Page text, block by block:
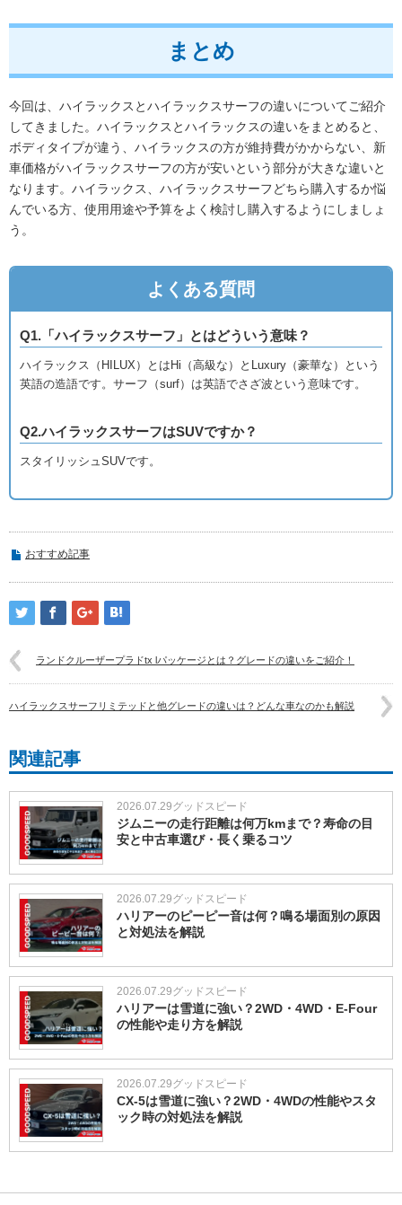
まとめ
今回は、ハイラックスとハイラックスサーフの違いについてご紹介
してきました。ハイラックスとハイラックスの違いをまとめると、
ボディタイプが違う、ハイラックスの方が維持費がかからない、新
車価格がハイラックスサーフの方が安いという部分が大きな違いと
なります。ハイラックス、ハイラックスサーフどちら購入するか悩
んでいる方、使用用途や予算をよく検討し購入するようにしましょ
う。
よくある質問
Q1.「ハイラックスサーフ」とはどういう意味？
ハイラックス（HILUX）とはHi（高級な）とLuxury（豪華な）という
英語の造語です。サーフ（surf）は英語でさざ波という意味です。
Q2.ハイラックスサーフはSUVですか？
スタイリッシュSUVです。
おすすめ記事
ランドクルーザープラドtx lパッケージとは？グレードの違いをご紹介！
ハイラックスサーフリミテッドと他グレードの違いは？どんな車なのかも解説
関連記事
2026.07.29グッドスピード
ジムニーの走行距離は何万kmまで？寿命の目
安と中古車選び・長く乗るコツ
2026.07.29グッドスピード
ハリアーのピーピー音は何？鳴る場面別の原因
と対処法を解説
2026.07.29グッドスピード
ハリアーは雪道に強い？2WD・4WD・E-Four
の性能や走り方を解説
2026.07.29グッドスピード
CX-5は雪道に強い？2WD・4WDの性能やスタ
ック時の対処法を解説